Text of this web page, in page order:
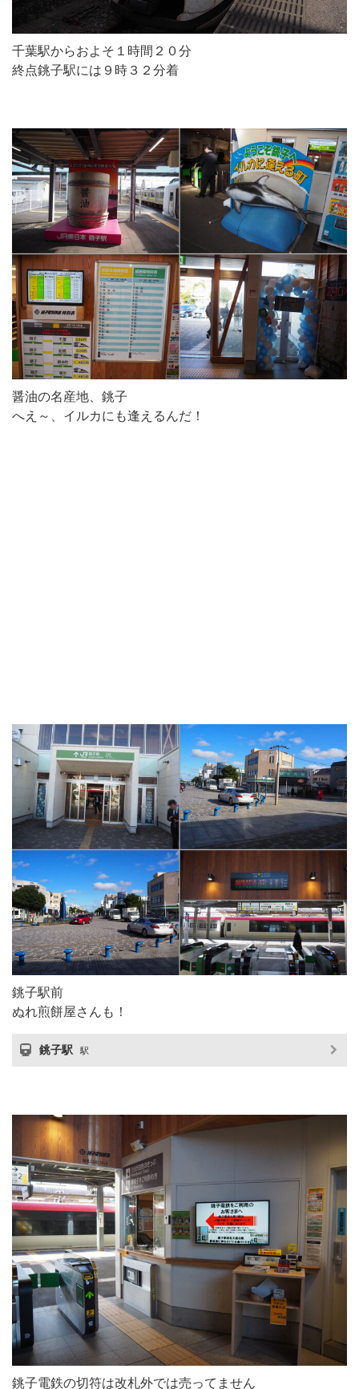
千葉駅からおよそ１時間２０分
終点銚子駅には９時３２分着
醤油の名産地、銚子
へえ～、イルカにも逢えるんだ！
銚子駅前
ぬれ煎餅屋さんも！
銚子駅 駅
銚子電鉄の切符は改札外では売ってません